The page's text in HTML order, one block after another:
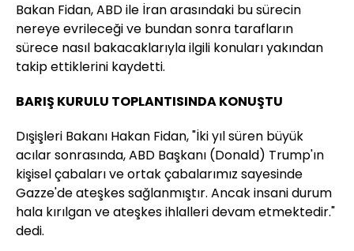
Bakan Fidan, ABD ile İran arasındaki bu sürecin
nereye evrileceği ve bundan sonra tarafların
sürece nasıl bakacaklarıyla ilgili konuları yakından
takip ettiklerini kaydetti.
BARIŞ KURULU TOPLANTISINDA KONUŞTU
Dışişleri Bakanı Hakan Fidan, "İki yıl süren büyük
acılar sonrasında, ABD Başkanı (Donald) Trump'ın
kişisel çabaları ve ortak çabalarımız sayesinde
Gazze'de ateşkes sağlanmıştır. Ancak insani durum
hala kırılgan ve ateşkes ihlalleri devam etmektedir."
dedi.